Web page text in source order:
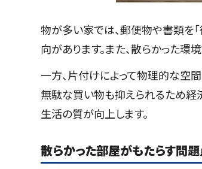
物が多い家では、郵便物や書類を
向があります。また、散らかった環
一方、片付けによって物理的な空
無駄な買い物も抑えられるため経
生活の質が向上します。
散らかった部屋がもたらす問